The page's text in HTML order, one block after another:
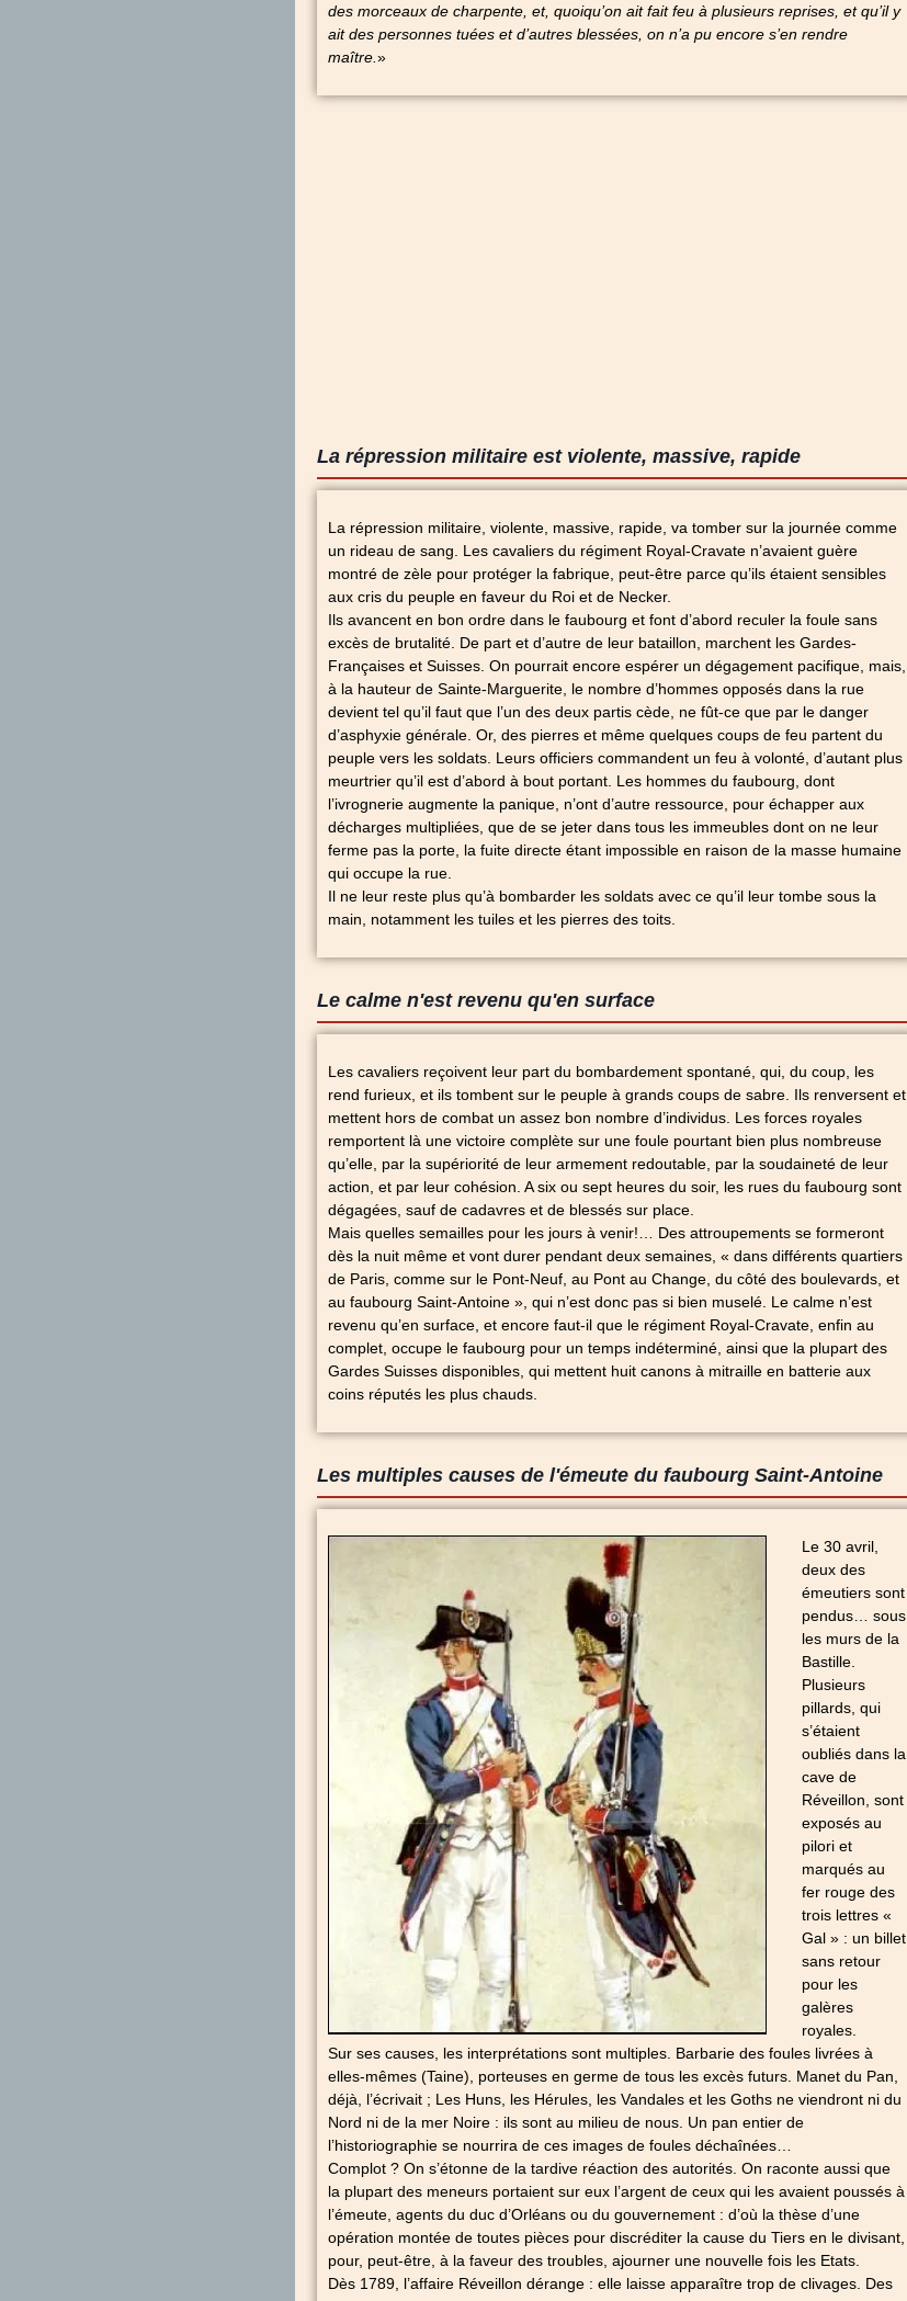
des morceaux de charpente, et, quoiqu’on ait fait feu à plusieurs reprises, et qu’il y
ait des personnes tuées et d’autres blessées, on n’a pu encore s’en rendre
maître. »
La répression militaire est violente, massive, rapide
La répression militaire, violente, massive, rapide, va tomber sur la journée comme
un rideau de sang. Les cavaliers du régiment Royal-Cravate n’avaient guère
montré de zèle pour protéger la fabrique, peut-être parce qu’ils étaient sensibles
aux cris du peuple en faveur du Roi et de Necker.
Ils avancent en bon ordre dans le faubourg et font d’abord reculer la foule sans
excès de brutalité. De part et d’autre de leur bataillon, marchent les Gardes-
Françaises et Suisses. On pourrait encore espérer un dégagement pacifique, mais,
à la hauteur de Sainte-Marguerite, le nombre d’hommes opposés dans la rue
devient tel qu’il faut que l’un des deux partis cède, ne fût-ce que par le danger
d’asphyxie générale. Or, des pierres et même quelques coups de feu partent du
peuple vers les soldats. Leurs officiers commandent un feu à volonté, d’autant plus
meurtrier qu’il est d’abord à bout portant. Les hommes du faubourg, dont
l’ivrognerie augmente la panique, n’ont d’autre ressource, pour échapper aux
décharges multipliées, que de se jeter dans tous les immeubles dont on ne leur
ferme pas la porte, la fuite directe étant impossible en raison de la masse humaine
qui occupe la rue.
Il ne leur reste plus qu’à bombarder les soldats avec ce qu’il leur tombe sous la
main, notamment les tuiles et les pierres des toits.
Le calme n'est revenu qu'en surface
Les cavaliers reçoivent leur part du bombardement spontané, qui, du coup, les
rend furieux, et ils tombent sur le peuple à grands coups de sabre. Ils renversent et
mettent hors de combat un assez bon nombre d’individus. Les forces royales
remportent là une victoire complète sur une foule pourtant bien plus nombreuse
qu’elle, par la supériorité de leur armement redoutable, par la soudaineté de leur
action, et par leur cohésion. A six ou sept heures du soir, les rues du faubourg sont
dégagées, sauf de cadavres et de blessés sur place.
Mais quelles semailles pour les jours à venir!… Des attroupements se formeront
dès la nuit même et vont durer pendant deux semaines, « dans différents quartiers
de Paris, comme sur le Pont-Neuf, au Pont au Change, du côté des boulevards, et
au faubourg Saint-Antoine », qui n’est donc pas si bien muselé. Le calme n’est
revenu qu’en surface, et encore faut-il que le régiment Royal-Cravate, enfin au
complet, occupe le faubourg pour un temps indéterminé, ainsi que la plupart des
Gardes Suisses disponibles, qui mettent huit canons à mitraille en batterie aux
coins réputés les plus chauds.
Les multiples causes de l'émeute du faubourg Saint-Antoine
Le 30 avril,
deux des
émeutiers sont
pendus… sous
les murs de la
Bastille.
Plusieurs
pillards, qui
s’étaient
oubliés dans la
cave de
Réveillon, sont
exposés au
pilori et
marqués au
fer rouge des
trois lettres «
Gal » : un billet
sans retour
pour les
galères
royales.
Sur ses causes, les interprétations sont multiples. Barbarie des foules livrées à
elles-mêmes (Taine), porteuses en germe de tous les excès futurs. Manet du Pan,
déjà, l’écrivait ; Les Huns, les Hérules, les Vandales et les Goths ne viendront ni du
Nord ni de la mer Noire : ils sont au milieu de nous. Un pan entier de
l’historiographie se nourrira de ces images de foules déchaînées…
Complot ? On s’étonne de la tardive réaction des autorités. On raconte aussi que
la plupart des meneurs portaient sur eux l’argent de ceux qui les avaient poussés à
l’émeute, agents du duc d’Orléans ou du gouvernement : d’où la thèse d’une
opération montée de toutes pièces pour discréditer la cause du Tiers en le divisant,
pour, peut-être, à la faveur des troubles, ajourner une nouvelle fois les Etats.
Dès 1789, l’affaire Réveillon dérange : elle laisse apparaître trop de clivages. Des